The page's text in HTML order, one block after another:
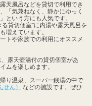
天風呂などを貸切で利用でき
「気兼ねなく、静かにゆっく
という方にも人気です。
貸切個室"に内湯や露天風呂を
増えています。
トや家族での利用にオススメ
、露天壺湯付の貸切個室があ
ムを楽しめます。
り温泉、スーパー銭湯の中で
ん）
などの施設です。ぜひ